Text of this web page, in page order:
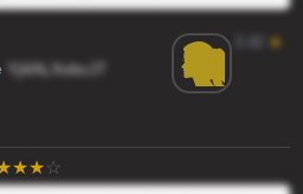
Yj4ALXobcJ7
★